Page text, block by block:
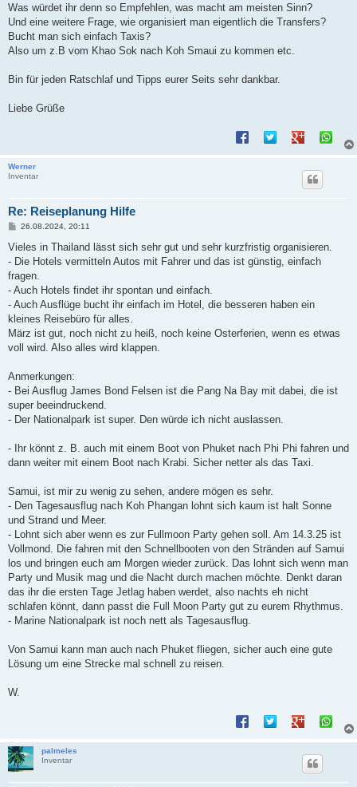
Was würdet ihr denn so Empfehlen, was macht am meisten Sinn?
Und eine weitere Frage, wie organisiert man eigentlich die Transfers?
Bucht man sich einfach Taxis?
Also um z.B vom Khao Sok nach Koh Smaui zu kommen etc.
Bin für jeden Ratschlaf und Tipps eurer Seits sehr dankbar.
Liebe Grüße
Werner
Inventar
Re: Reiseplanung Hilfe
B
i
r
a
g
26.08.2024, 20:11
Vieles in Thailand lässt sich sehr gut und sehr kurzfristig organisieren.
- Die Hotels vermitteln Autos mit Fahrer und das ist günstig, einfach
fragen.
- Auch Hotels findet ihr spontan und einfach.
- Auch Ausflüge bucht ihr einfach im Hotel, die besseren haben ein
kleines Reisebüro für alles.
März ist gut, noch nicht zu heiß, noch keine Osterferien, wenn es etwas
voll wird. Also alles wird klappen.
Anmerkungen:
- Bei Ausflug James Bond Felsen ist die Pang Na Bay mit dabei, die ist
super beeindruckend.
- Der Nationalpark ist super. Den würde ich nicht auslassen.
- Ihr könnt z. B. auch mit einem Boot von Phuket nach Phi Phi fahren und
dann weiter mit einem Boot nach Krabi. Sicher netter als das Taxi.
Samui, ist mir zu wenig zu sehen, andere mögen es sehr.
- Den Tagesausflug nach Koh Phangan lohnt sich kaum ist halt Sonne
und Strand und Meer.
- Lohnt sich aber wenn es zur Fullmoon Party gehen soll. Am 14.3.25 ist
Vollmond. Die fahren mit den Schnellbooten von den Stränden auf Samui
los und bringen euch am Morgen wieder zurück. Das lohnt sich wenn man
Party und Musik mag und die Nacht durch machen möchte. Denkt daran
das ihr die ersten Tage Jetlag haben werdet, also nachts eh nicht
schlafen könnt, dann passt die Full Moon Party gut zu eurem Rhythmus.
- Marine Nationalpark ist noch nett als Tagesausflug.
Von Samui kann man auch nach Phuket fliegen, sicher auch eine gute
Lösung um eine Strecke mal schnell zu reisen.
W.
palmeles
Inventar